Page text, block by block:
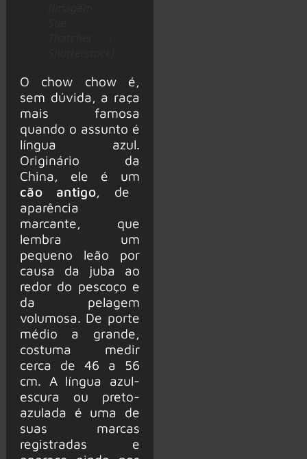
O chow chow é,
sem dúvida, a raça
mais famosa
quando o assunto é
língua azul.
Originário da
China, ele é um
cão antigo, de
aparência
marcante, que
lembra um
pequeno leão por
causa da juba ao
redor do pescoço e
da pelagem
volumosa. De porte
médio a grande,
costuma medir
cerca de 46 a 56
cm. A língua azul-
escura ou preto-
azulada é uma de
suas marcas
registradas e